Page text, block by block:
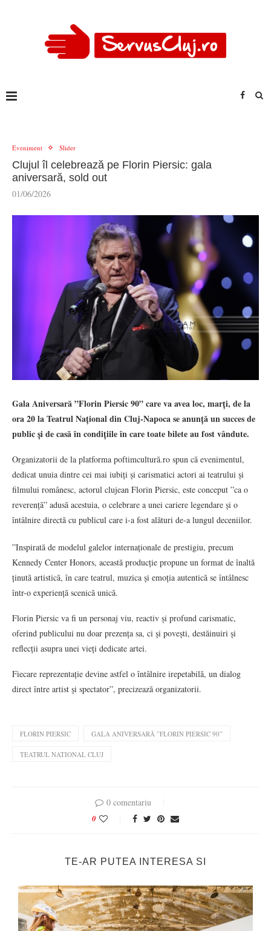
Eveniment Slider
Clujul îl celebrează pe Florin Piersic: gala
aniversară, sold out
01/06/2026
Gala Aniversară ”Florin Piersic 90” care va avea loc, marți, de la
ora 20 la Teatrul Național din Cluj-Napoca se anunță un succes de
public și de casă în condițiile în care toate bilete au fost vândute.
Organizatorii de la platforma poftimcultură.ro spun că evenimentul,
dedicat unuia dintre cei mai iubiți și carismatici actori ai teatrului și
filmului românesc, actorul clujean Florin Piersic, este conceput ”ca o
reverență” adusă acestuia, o celebrare a unei cariere legendare și o
întâlnire directă cu publicul care i-a fost alături de-a lungul deceniilor.
”Inspirată de modelul galelor internaționale de prestigiu, precum
Kennedy Center Honors, această producție propune un format de înaltă
ținută artistică, în care teatrul, muzica și emoția autentică se întâlnesc
într-o experiență scenică unică.
Florin Piersic va fi un personaj viu, reactiv și profund carismatic,
oferind publicului nu doar prezența sa, ci și povești, destăinuiri și
reflecții asupra unei vieți dedicate artei.
Fiecare reprezentație devine astfel o întâlnire irepetabilă, un dialog
direct între artist și spectator”, precizează organizatorii.
FLORIN PIERSIC GALA ANIVERSARĂ ”FLORIN PIERSIC 90”
TEATRUL NATIONAL CLUJ
0 comentariu
0
TE-AR PUTEA INTERESA SI